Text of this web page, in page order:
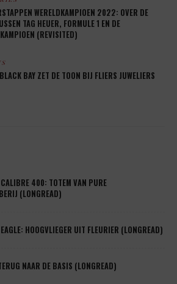
WERELDKAMPIOEN 2022: OVER DE
TAG HEUER, FORMULE 1 EN DE
(REVISITED)
BAY ZET DE TOON BIJ FLIERS JUWELIERS
400: TOTEM VAN PURE
(LONGREAD)
HOOGVLIEGER UIT FLEURIER (LONGREAD)
NAAR DE BASIS (LONGREAD)